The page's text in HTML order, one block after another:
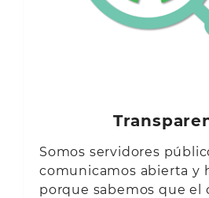
Somos servidores
comunicamos abierta y
porque sabemos que el